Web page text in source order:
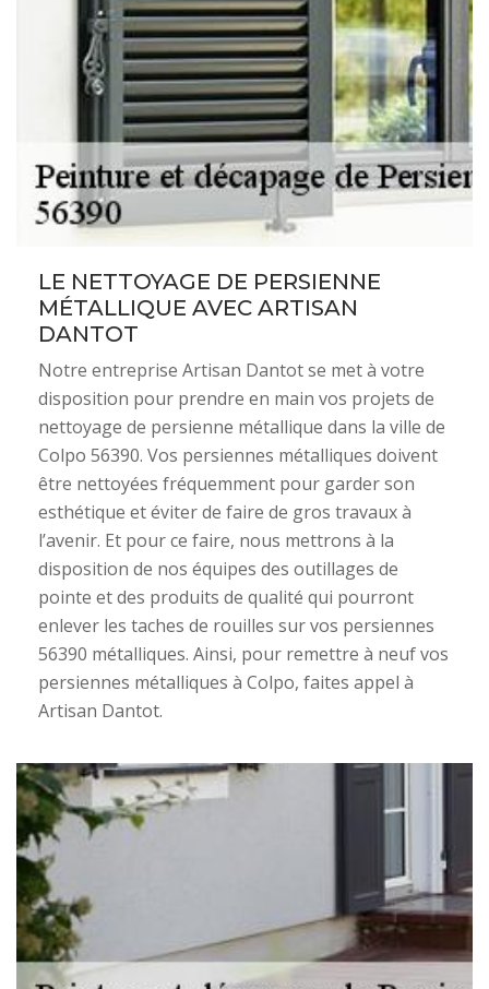
LE NETTOYAGE DE PERSIENNE
MÉTALLIQUE AVEC ARTISAN
DANTOT
Notre entreprise Artisan Dantot se met à votre
disposition pour prendre en main vos projets de
nettoyage de persienne métallique dans la ville de
Colpo 56390. Vos persiennes métalliques doivent
être nettoyées fréquemment pour garder son
esthétique et éviter de faire de gros travaux à
l’avenir. Et pour ce faire, nous mettrons à la
disposition de nos équipes des outillages de
pointe et des produits de qualité qui pourront
enlever les taches de rouilles sur vos persiennes
56390 métalliques. Ainsi, pour remettre à neuf vos
persiennes métalliques à Colpo, faites appel à
Artisan Dantot.